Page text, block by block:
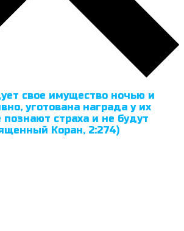
свое имущество ночью и
уготована награда у их
познают страха и не будут
Коран, 2:274)